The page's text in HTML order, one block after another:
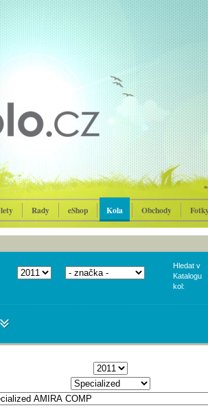
Rady eShop Kola Obchody
Hledat v
Katalogu
kol: